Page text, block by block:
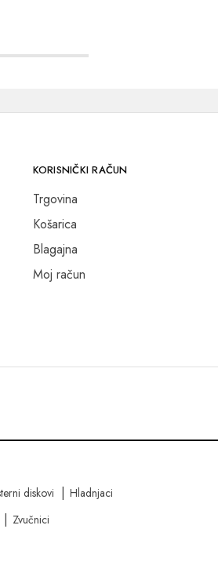
KORISNIČKI RAČUN
Trgovina
Košarica
Blagajna
Moj račun
diskovi
Hladnjaci
Zvučnici